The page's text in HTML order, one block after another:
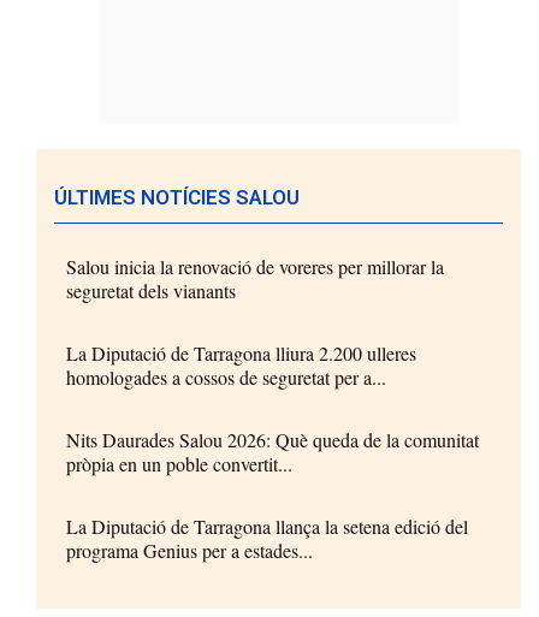
ÚLTIMES NOTÍCIES SALOU
Salou inicia la renovació de voreres per millorar la
seguretat dels vianants
La Diputació de Tarragona lliura 2.200 ulleres
homologades a cossos de seguretat per a...
Nits Daurades Salou 2026: Què queda de la comunitat
pròpia en un poble convertit...
La Diputació de Tarragona llança la setena edició del
programa Genius per a estades...